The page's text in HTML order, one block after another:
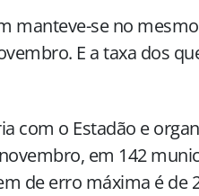
manteve-se no
E a taxa dos
com o Estadão e
em 142
de erro máxima é de